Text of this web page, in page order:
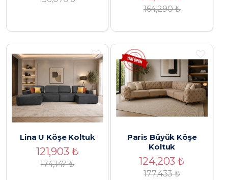
164,290₺
Lina U Köşe Koltuk
121,903 ₺
174,147₺
Paris Büyük Köşe
Koltuk
124,203₺
177,433₺